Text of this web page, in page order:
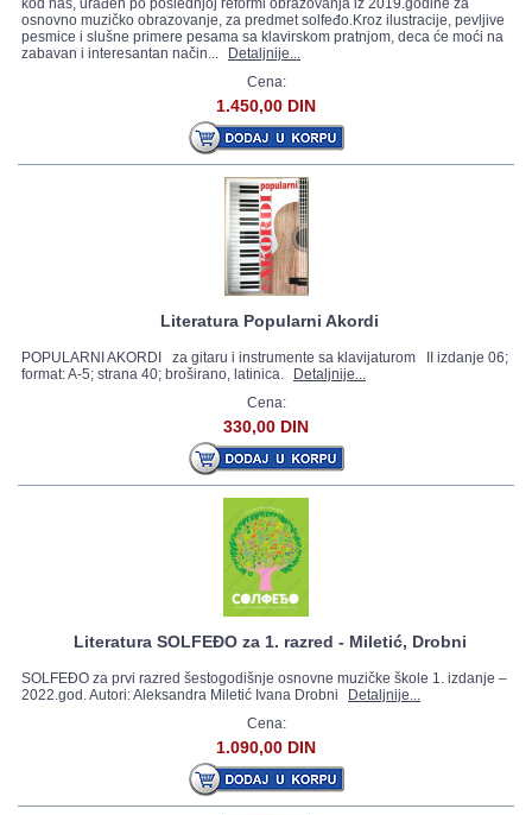
kod nas, urađen po poslednjoj reformi obrazovanja iz 2019.godine za
osnovno muzičko obrazovanje, za predmet solfeđo.Kroz ilustracije, pevljive
pesmice i slušne primere pesama sa klavirskom pratnjom, deca će moći na
zabavan i interesantan način...
Detaljnije...
Cena:
1.450,00 DIN
Literatura Popularni Akordi
POPULARNI AKORDI za gitaru i instrumente sa klavijaturom II izdanje 06;
format: A-5; strana 40; broširano, latinica.
Detaljnije...
Cena:
330,00 DIN
Literatura SOLFEĐO za 1. razred - Miletić, Drobni
SOLFEĐO za prvi razred šestogodišnje osnovne muzičke škole 1. izdanje –
2022.god. Autori: Aleksandra Miletić Ivana Drobni
Detaljnije...
Cena:
1.090,00 DIN